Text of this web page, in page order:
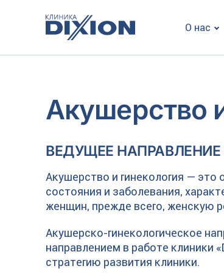
О нас
Акушерство
ВЕДУЩЕЕ НАПРАВЛЕНИЕ
Акушерство и гинекология —
состояния и заболевания,
женщин, прежде всего, женскую
Акушерско-гинекологическое
направлением в работе клиники
стратегию развития клиники.